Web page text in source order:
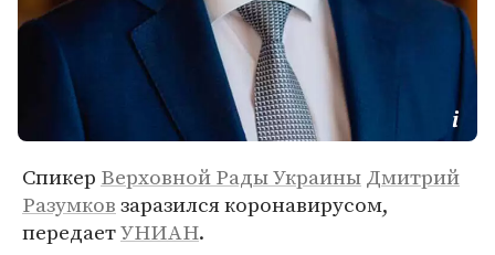
Спикер Верховной Рады УкраиныДмитрий
Разумковзаразился коронавирусом,
передаетУНИАН.